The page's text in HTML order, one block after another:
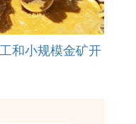
和小规模金矿开